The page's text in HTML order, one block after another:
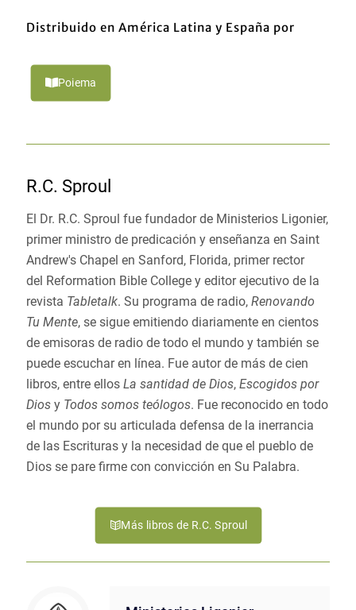
Distribuido en América Latina y España por
Poiema
R.C. Sproul
El Dr. R.C. Sproul fue fundador de Ministerios Ligonier,
primer ministro de predicación y enseñanza en Saint
Andrew's Chapel en Sanford, Florida, primer rector
del Reformation Bible College y editor ejecutivo de la
revista Tabletalk. Su programa de radio, Renovando
Tu Mente, se sigue emitiendo diariamente en cientos
de emisoras de radio de todo el mundo y también se
puede escuchar en línea. Fue autor de más de cien
libros, entre ellos La santidad de Dios, Escogidos por
Dios y Todos somos teólogos. Fue reconocido en todo
el mundo por su articulada defensa de la inerrancia
de las Escrituras y la necesidad de que el pueblo de
Dios se pare firme con convicción en Su Palabra.
Más libros de R.C. Sproul